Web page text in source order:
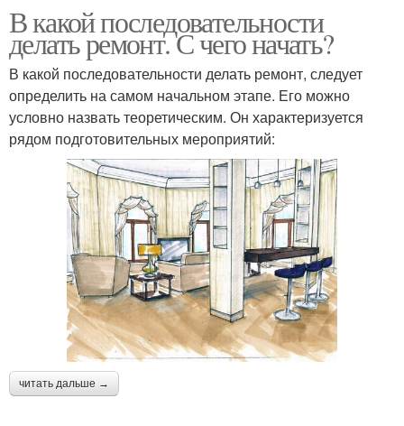
В какой последовательности
делать ремонт. С чего начать?
В какой последовательности делать ремонт, следует
определить на самом начальном этапе. Его можно
условно назвать теоретическим. Он характеризуется
рядом подготовительных мероприятий:
читать дальше →